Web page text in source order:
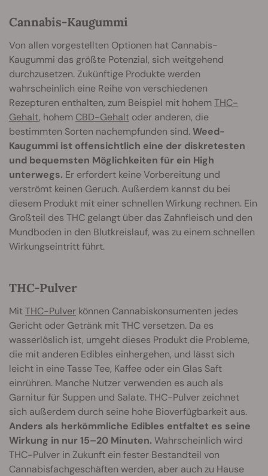
Cannabis-Kaugummi
Von allen vorgestellten Optionen hat Cannabis-
Kaugummi das größte Potenzial, sich weitgehend
durchzusetzen. Zukünftige Produkte werden
wahrscheinlich eine Reihe von verschiedenen
Rezepturen enthalten, zum Beispiel mit hohemTHC-
Gehalt, hohem CBD-Gehalt oder anderen, die
bestimmten Sorten nachempfunden sind.Weed-
Kaugummi ist offensichtlich eine der diskretesten
und bequemsten Möglichkeiten für ein High
unterwegs. Er erfordert keine Vorbereitung und
verströmt keinen Geruch. Außerdem kannst du bei
diesem Produkt mit einer schnellen Wirkung rechnen. Ein
Großteil des THC gelangt über das Zahnfleisch und den
Mundboden in den Blutkreislauf, was zu einem schnellen
Wirkungseintritt führt.
THC-Pulver
MitTHC-Pulver können Cannabiskonsumenten jedes
Gericht oder Getränk mit THC versetzen. Da es
wasserlöslich ist, umgeht dieses Produkt die Probleme,
die mit anderen Edibles einhergehen, und lässt sich
leicht in eine Tasse Tee, Kaffee oder ein Glas Saft
einrühren. Manche Nutzer verwenden es auch als
Garnitur für Suppen und Salate. THC-Pulver zeichnet
sich außerdem durch seine hohe Bioverfügbarkeit aus.
Anders als herkömmliche Edibles entfaltet es seine
Wirkung in nur 15–20 Minuten. Wahrscheinlich wird
THC-Pulver in Zukunft ein fester Bestandteil von
Cannabisfachgeschäften werden, aber auch zu Hause